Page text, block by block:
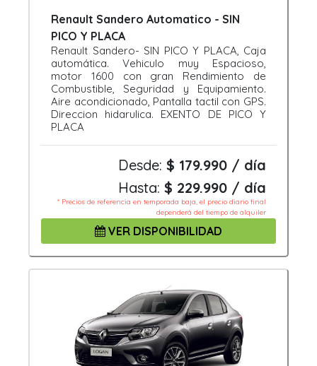
Renault Sandero Automatico - SIN
PICO Y PLACA
Renault Sandero- SIN PICO Y PLACA, Caja
automática. Vehiculo muy Espacioso,
motor 1600 con gran Rendimiento de
Combustible, Seguridad y Equipamiento.
Aire acondicionado, Pantalla tactil con GPS.
Direccion hidarulica. EXENTO DE PICO Y
PLACA
Desde: $ 179.990 / día
Hasta: $ 229.990 / día
* Precios de referencia en temporada baja, el precio diario final
dependerá del tiempo de alquiler
VER DISPONIBILIDAD